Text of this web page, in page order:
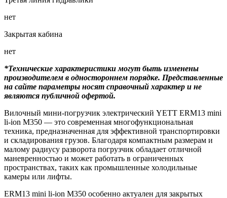
нет
Закрытая кабина
нет
*Технические характеристики могут быть изменены
производителем в одностороннем порядке. Представленные
на сайте параметры носят справочный характер и не
являются публичной офертой.
Вилочный мини-погрузчик электрический YETT ERM13 mini
li-ion M350 — это современная многофункциональная
техника, предназначенная для эффективной транспортировки
и складирования грузов. Благодаря компактным размерам и
малому радиусу разворота погрузчик обладает отличной
маневренностью и может работать в ограниченных
пространствах, таких как промышленные холодильные
камеры или лифты.
ERM13 mini li-ion M350 особенно актуален для закрытых